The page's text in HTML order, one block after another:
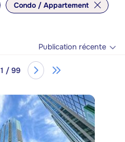
Condo / Appartement
Publication récente
1 / 99